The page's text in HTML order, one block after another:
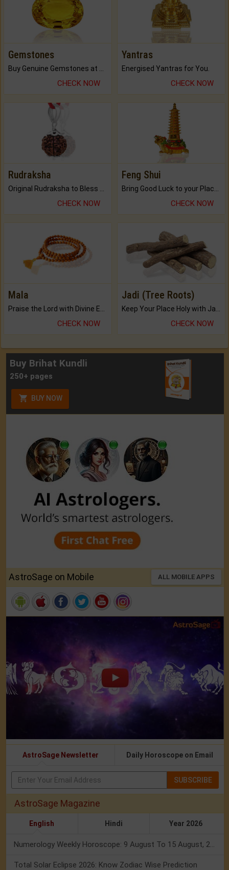
Gemstones
CHECK NOW
Yantras
Energised Yantras for You.
CHECK NOW
Rudraksha
CHECK NOW
Feng Shui
CHECK NOW
Mala
CHECK NOW
Jadi (Tree Roots)
CHECK NOW
Buy Brihat Kundli
250+ pages
BUY NOW
AstroSage on Mobile ALL MOBILE APPS
AstroSage Newsletter Daily Horoscope on Email
SUBSCRIBE
AstroSage Magazine
English Hindi Year 2026
Total Solar Eclipse 2026: Know Zodiac Wise Prediction